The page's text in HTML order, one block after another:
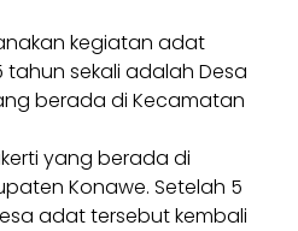
kegiatan adat
sekali adalah Desa
berada di Kecamatan
yang berada di
Konawe. Setelah 5
adat tersebut kembali